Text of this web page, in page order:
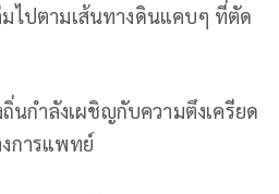
มไปตามเส้นทางดินแคบๆ ที่ตัด
นกำลังเผชิญกับความตึงเครียด
การแพทย์